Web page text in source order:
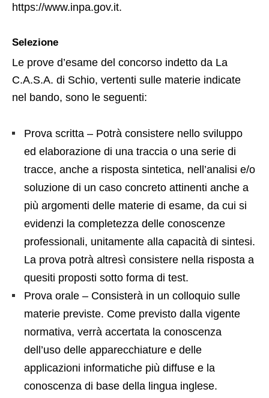
https://www.inpa.gov.it.
Selezione
Le prove d’esame del concorso indetto da La
C.A.S.A. di Schio, vertenti sulle materie indicate
nel bando, sono le seguenti:
Prova scritta – Potrà consistere nello sviluppo
ed elaborazione di una traccia o una serie di
tracce, anche a risposta sintetica, nell’analisi e/o
soluzione di un caso concreto attinenti anche a
più argomenti delle materie di esame, da cui si
evidenzi la completezza delle conoscenze
professionali, unitamente alla capacità di sintesi.
La prova potrà altresì consistere nella risposta a
quesiti proposti sotto forma di test.
Prova orale – Consisterà in un colloquio sulle
materie previste. Come previsto dalla vigente
normativa, verrà accertata la conoscenza
dell’uso delle apparecchiature e delle
applicazioni informatiche più diffuse e la
conoscenza di base della lingua inglese.